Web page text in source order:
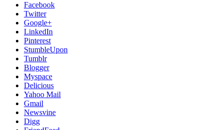
Facebook
Twitter
Google+
LinkedIn
Pinterest
StumbleUpon
Tumblr
Blogger
Myspace
Delicious
Yahoo Mail
Gmail
Newsvine
Digg